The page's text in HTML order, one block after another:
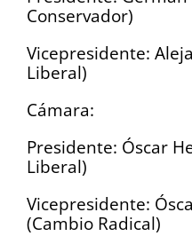
Conservador)
Vicepresidente:
Liberal)
Cámara:
Presidente: Óscar
Liberal)
Vicepresidente:
(Cambio Radical)